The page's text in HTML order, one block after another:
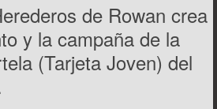
de Rowan crea
y la campaña de la
(Tarjeta Joven) del